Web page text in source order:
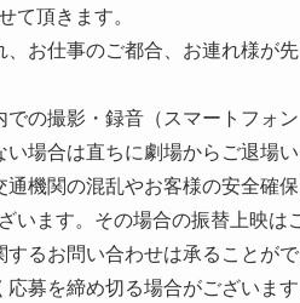
て頂きます。
お仕事のご都合、お連れ様が
の撮影・録音（スマートフォ
場合は直ちに劇場からご退場い
機関の混乱やお客様の安全確
ます。その場合の振替上映は
るお問い合わせは承ることがで
募を締め切る場合がございます